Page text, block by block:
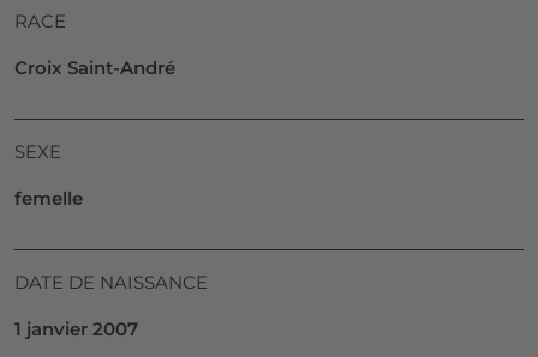
RACE
Croix Saint-André
SEXE
femelle
DATE DE NAISSANCE
1 janvier 2007